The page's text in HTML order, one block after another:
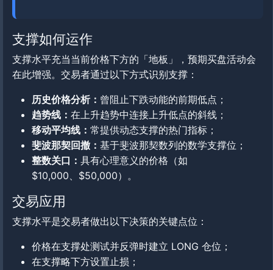
支撑如何运作
支撑水平充当当前价格下方的「地板」，预期买盘活动会
在此增强。交易者通过以下方式识别支撑：
历史价格分析： 曾阻止下跌动能的前期低点；
趋势线： 在上升趋势中连接上升低点的斜线；
移动平均线： 常提供动态支撑的热门指标；
斐波那契回撤： 基于斐波那契数列的数学支撑位；
整数关口： 具有心理意义的价格（如
$10,000、$50,000）。
交易应用
支撑水平是交易者做出以下决策的关键点位：
价格在支撑处测试并反弹时建立 LONG 仓位；
在支撑略下方设置止损；